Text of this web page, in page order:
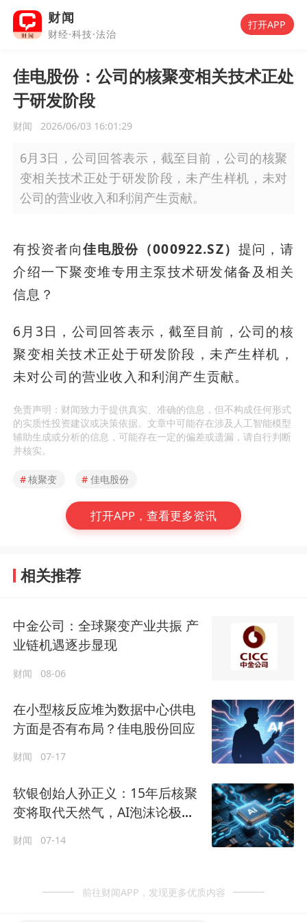
财闻
财经·科技·法治
打开APP
佳电股份：公司的核聚变相关技术正处
于研发阶段
财闻 2026/06/03 16:01:29
6月3日，公司回答表示，截至目前，公司的核聚
变相关技术正处于研发阶段，未产生样机，未对
公司的营业收入和利润产生贡献。
有投资者向佳电股份（000922.SZ） 提问，请
介绍一下聚变堆专用主泵技术研发储备及相关
信息？
6月3日，公司回答表示，截至目前，公司的核
聚变相关技术正处于研发阶段，未产生样机，
未对公司的营业收入和利润产生贡献。
免责声明：财闻致力于提供真实、准确的信息，但不构成任何形式
的实质性投资建议或决策依据。文章中可能存在涉及人工智能模型
辅助生成或分析的信息，可能存在一定的偏差或遗漏，请自行判断
并核实。
#核聚变 # 佳电股份
打开APP，查看更多资讯
相关推荐
中金公司：全球聚变产业共振 产
业链机遇逐步显现
财闻 08-06
在小型核反应堆为数据中心供电
方面是否有布局？佳电股份回应
财闻 07-17
软银创始人孙正义：15年后核聚
变将取代天然气，AI泡沫论极其
财闻 07-14
前往财闻APP，发现更多优质内容